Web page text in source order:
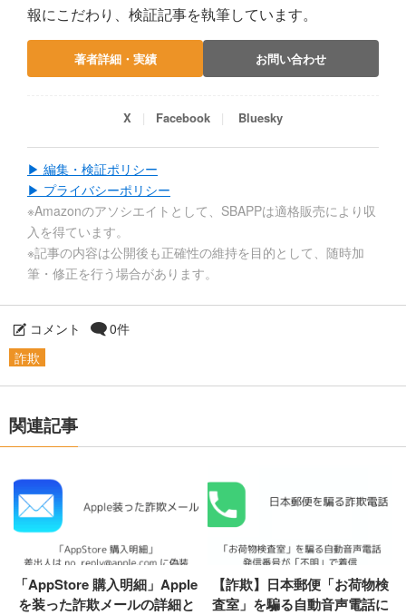
報にこだわり、検証記事を執筆しています。
著者詳細・実績 お問い合わせ
X Facebook Bluesky
▶ 編集・検証ポリシー
▶ プライバシーポリシー
※Amazonのアソシエイトとして、SBAPPは適格販売により収
入を得ています。
※記事の内容は公開後も正確性の維持を目的として、随時加
筆・修正を行う場合があります。
コメント
0件
詐欺
関連記事
「AppStore 購入明細」Apple
を装った詐欺メールの詳細と
【詐欺】日本郵便「お荷物検
査室」を騙る自動音声電話に